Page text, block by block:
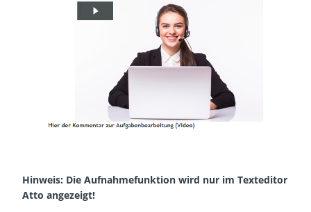
Hinweis: Die Aufnahmefunktion wird nur im Texteditor
Atto angezeigt!